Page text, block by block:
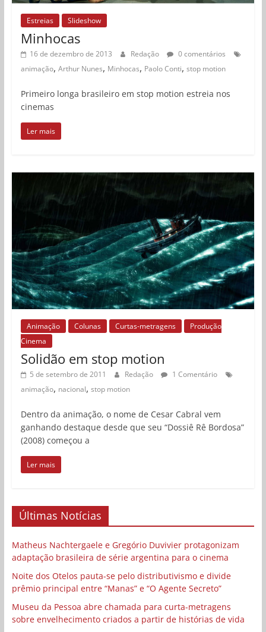
Estreias Slideshow
Minhocas
16 de dezembro de 2013 Redação
0 comentários
animação, Arthur Nunes, Minhocas, Paolo Conti, stop motion
Primeiro longa brasileiro em stop motion estreia nos
cinemas
Ler mais
Animação Colunas Curtas-metragens
Produção
Cinema
Solidão em stop motion
5 de setembro de 2011 Redação
1 Comentário
animação, nacional, stop motion
Dentro da animação, o nome de Cesar Cabral vem
ganhando destaque desde que seu “Dossiê Rê Bordosa”
(2008) começou a
Ler mais
Últimas Notícias
Matheus Nachtergaele e Gregório Duvivier protagonizam
adaptação brasileira de série argentina para o cinema
Noite dos Otelos pauta-se pelo distributivismo e divide
prêmio principal entre “Manas” e “O Agente Secreto”
Museu da Pessoa abre chamada para curta-metragens
sobre envelhecimento criados a partir de histórias de vida